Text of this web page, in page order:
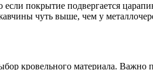
если покрытие подвергается
чуть выше, чем у
кровельного материала.